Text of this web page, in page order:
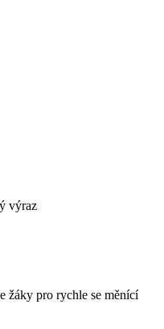
výraz
žáky pro rychle se měnící